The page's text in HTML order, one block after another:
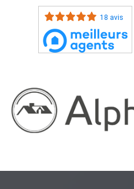
18 avis